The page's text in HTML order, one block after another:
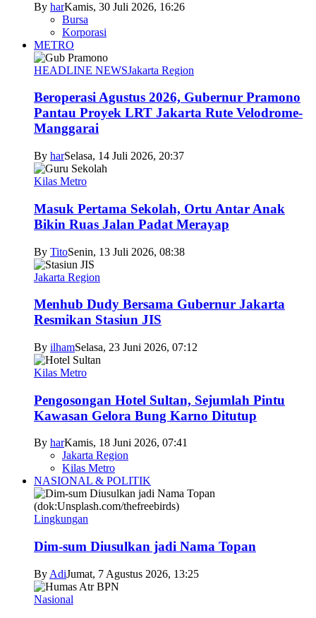
By harKamis, 30 Juli 2026, 16:26
Bursa
Korporasi
METRO
HEADLINE NEWSJakarta Region
Beroperasi Agustus 2026, Gubernur Pramono
Pantau Proyek LRT Jakarta Rute Velodrome-
Manggarai
By harSelasa, 14 Juli 2026, 20:37
Kilas Metro
Masuk Pertama Sekolah, Ortu Antar Anak
Bikin Ruas Jalan Padat Merayap
By TitoSenin, 13 Juli 2026, 08:38
Jakarta Region
Menhub Dudy Bersama Gubernur Jakarta
Resmikan Stasiun JIS
By ilhamSelasa, 23 Juni 2026, 07:12
Kilas Metro
Pengosongan Hotel Sultan, Sejumlah Pintu
Kawasan Gelora Bung Karno Ditutup
By harKamis, 18 Juni 2026, 07:41
Jakarta Region
Kilas Metro
NASIONAL & POLITIK
Lingkungan
Dim-sum Diusulkan jadi Nama Topan
By AdiJumat, 7 Agustus 2026, 13:25
Nasional